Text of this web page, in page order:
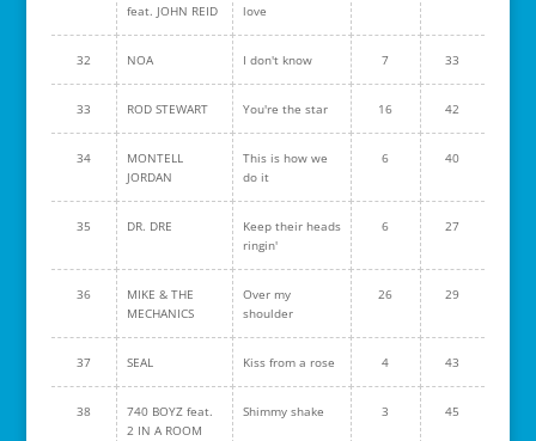
feat. JOHN REID love
32 NOA I don't know 7 33
33 ROD STEWART You're the star 16 42
34
MONTELL
JORDAN
This is how we
do it
6 40
35 DR. DRE
Keep their heads
ringin'
6 27
36
MIKE & THE
MECHANICS
Over my
shoulder
26 29
37 SEAL Kiss from a rose 4 43
38
740 BOYZ feat.
2 IN A ROOM
Shimmy shake 3 45